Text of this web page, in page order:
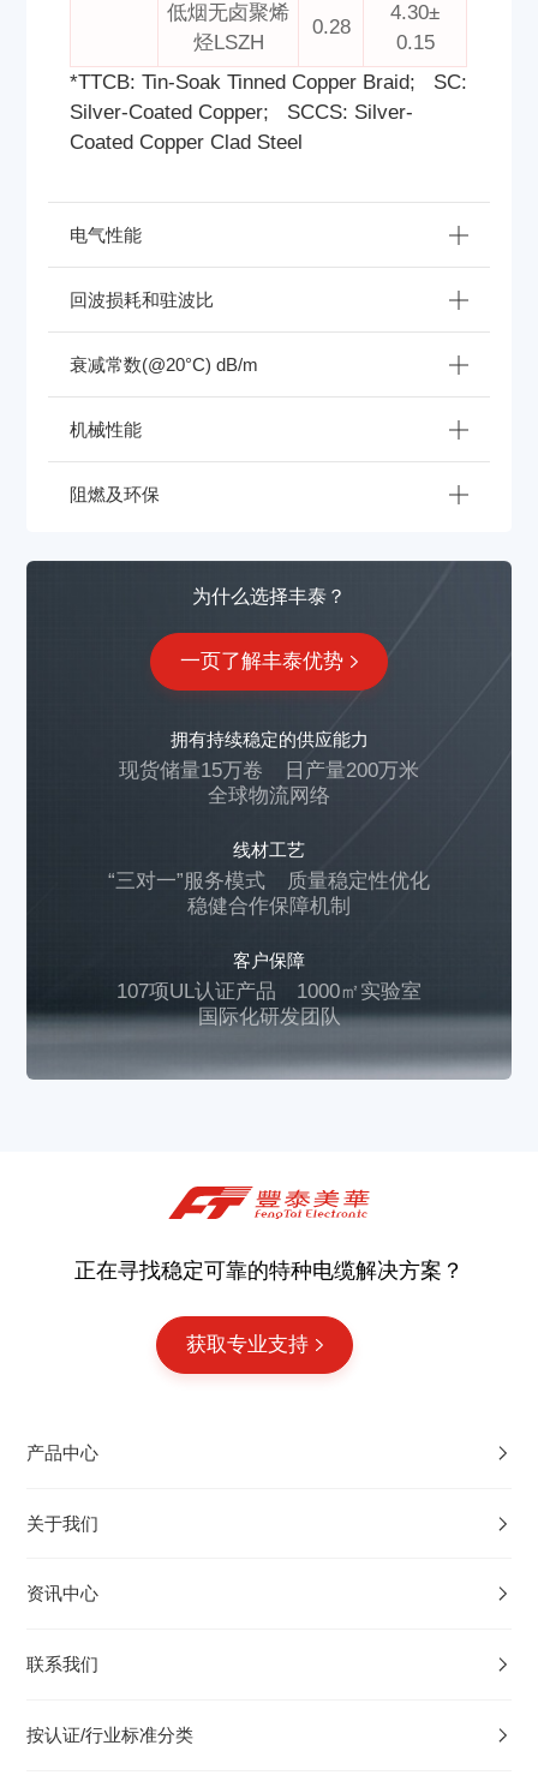
低烟无卤聚烯
烃LSZH
0.28
4.30±
0.15
*TTCB: Tin-Soak Tinned Copper Braid; SC:
Silver-Coated Copper; SCCS: Silver-
Coated Copper Clad Steel
电气性能
回波损耗和驻波比
衰减常数(@20°C) dB/m
机械性能
阻燃及环保
为什么选择丰泰？
一页了解丰泰优势
拥有持续稳定的供应能力
现货储量15万卷
日产量200万米
全球物流网络
线材工艺
“三对一”服务模式
质量稳定性优化
稳健合作保障机制
客户保障
107项UL认证产品
1000㎡实验室
国际化研发团队
正在寻找稳定可靠的特种电缆解决方案？
获取专业支持
产品中心
关于我们
资讯中心
联系我们
按认证/行业标准分类